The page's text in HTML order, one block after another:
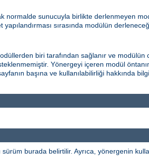
sunucuyla birlikte derlenmeyen
sırasında modülün
biri tarafından sağlanır ve
Yönergeyi içeren modül
başına ve kullanılabilirliği hakkında
burada belirtilir. Ayrıca, yönergenin